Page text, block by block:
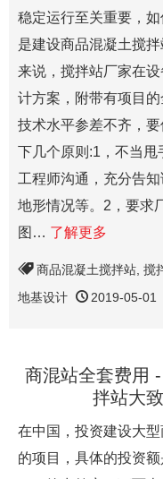
稳定运行至关重要，
是建设商品混凝土搅
来说，搅拌站厂家在
计方案，附带有项目
技术水平参差不齐，
下几个原则:1，不当
工程师沟通，充分告
地形情况等。2，要求
图… 了解更多
商品混凝土搅拌站 搅
地基设计
2019-05-01
商混站全套费用
拌站大
在中国，投资建设大
的项目，具体的投资